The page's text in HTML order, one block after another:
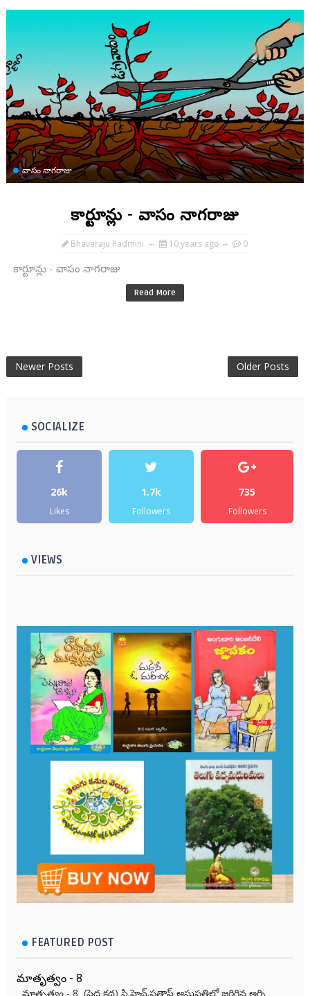
వాసం నాగరాజు
కార్టూన్లు - వాసం నాగరాజు
Bhavaraju Padmini 10 years ago 0
కార్టూన్లు - వాసం నాగరాజు
Read More
Newer Posts Older Posts
SOCIALIZE
26k
Likes
1.7k
Followers
735
Followers
VIEWS
FEATURED POST
మాతృత్వం - 8
మాతృత్వం - 8 (పెద్ద కథ) సి.హెచ్.ప్రతాప్ ఆసుపత్రిలో జరిగిన అగ్ని